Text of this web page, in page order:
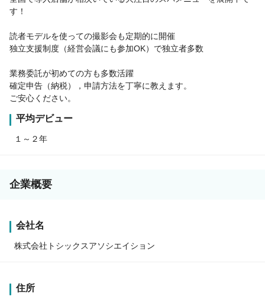
す！
読者モデルを使っての撮影会も定期的に開催
独立支援制度（経営会議にも参加OK）で独立者多数
業務委託が初めての方も多数活躍
確定申告（納税），申請方法を丁寧に教えます。
ご安心ください。
平均デビュー
１～２年
企業概要
会社名
株式会社トシックスアソシエイション
住所